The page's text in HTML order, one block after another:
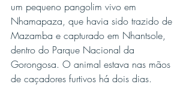
um pequeno pangolim vivo em
Nhamapaza, que havia sido trazido de
Mazamba e capturado em Nhantsole,
dentro do Parque Nacional da
Gorongosa. O animal estava nas mãos
de caçadores furtivos há dois dias.